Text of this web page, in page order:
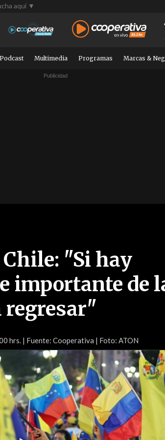
aquí ▼
Podcast Multimedia Programas Marcas &
"Si hay
importante de
regresar"
hrs. | Fuente: Cooperativa | Foto: ATON